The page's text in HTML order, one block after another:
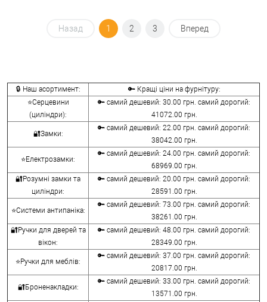
Назад 1 2 3 Вперед
🔒 Наш асортимент:
🔑 Кращі ціни на фурнітуру:
⭐Серцевини
(циліндри):
🔑 самий дешевий: 30.00 грн. самий дорогий:
41072.00 грн.
🔐Замки:
🔑 самий дешевий: 22.00 грн. самий дорогий:
38042.00 грн.
⭐Електрозамки:
🔑 самий дешевий: 24.00 грн. самий дорогий:
68969.00 грн.
🔐Розумні замки та
циліндри:
🔑 самий дешевий: 20.00 грн. самий дорогий:
28591.00 грн.
⭐Системи антипаніка:
🔑 самий дешевий: 73.00 грн. самий дорогий:
38261.00 грн.
🔐Ручки для дверей та
вікон:
🔑 самий дешевий: 48.00 грн. самий дорогий:
28349.00 грн.
⭐Ручки для меблів:
🔑 самий дешевий: 37.00 грн. самий дорогий:
20817.00 грн.
🔐Броненакладки:
🔑 самий дешевий: 33.00 грн. самий дорогий:
13571.00 грн.